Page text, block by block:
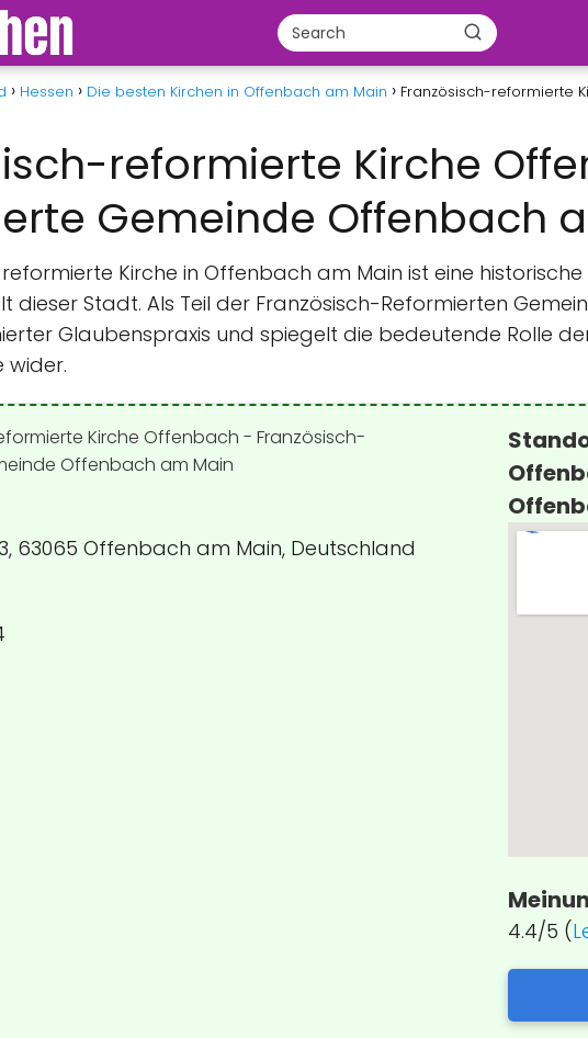
Hessen Die besten Kirchen in Offenbach am Main
Französisch-reformierte
reformierte Kirche
Gemeinde Offenbach
Kirche in Offenbach am Main ist eine
dieser Stadt. Als Teil der Französisch-Reformierten
Glaubenspraxis und spiegelt die bedeutende Rolle
wider.
63065 Offenbach am Main, Deutschland
4.4/5 (